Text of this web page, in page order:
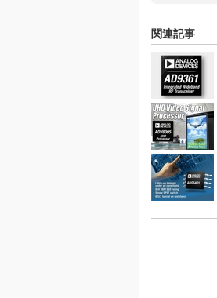
関連記事